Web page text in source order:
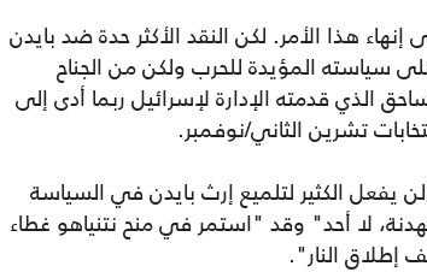
هذا الأمر. لكن النقد الأكثر حدة ضد بايدن
سياسته المؤيدة للحرب ولكن من الجناح
الذي قدمته الإدارة لإسرائيل ربما أدى إلى
تشرين الثاني/نوفمبر.
يفعل الكثير لتلميع إرث بايدن في السياسة
لا أحد" وقد "استمر في منح نتنياهو غطاء
إطلاق النار".